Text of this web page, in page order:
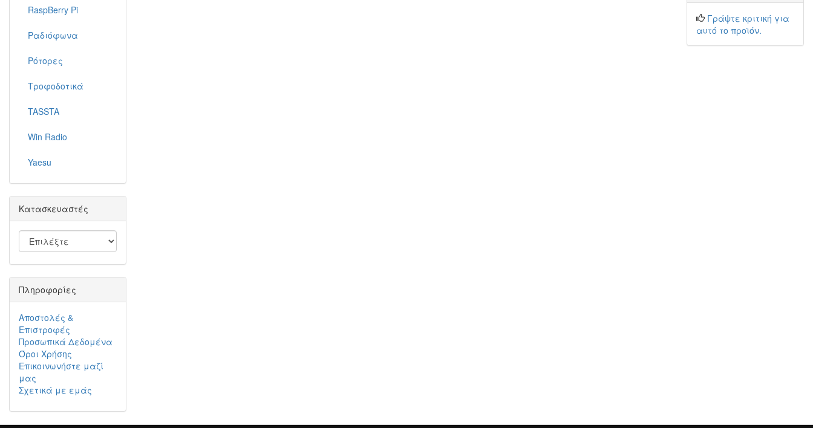
RaspBerry Pi
Ραδιόφωνα
Ρότορες
Τροφοδοτικά
TASSTA
Win Radio
Yaesu
Κατασκευαστές
Πληροφορίες
Αποστολές &
Επιστροφές
Προσωπικά Δεδομένα
Όροι Χρήσης
Επικοινωνήστε μαζί
μας
Σχετικά με εμάς
Γράψτε κριτική για
αυτό το προϊόν.